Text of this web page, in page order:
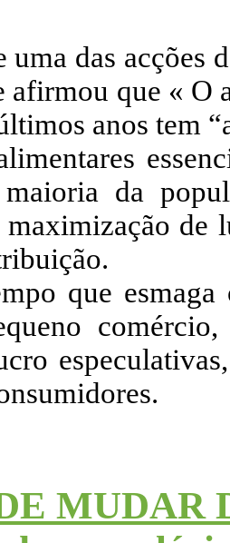
uma das acções
que « O
anos tem
da
maximização de
que
MUDAR